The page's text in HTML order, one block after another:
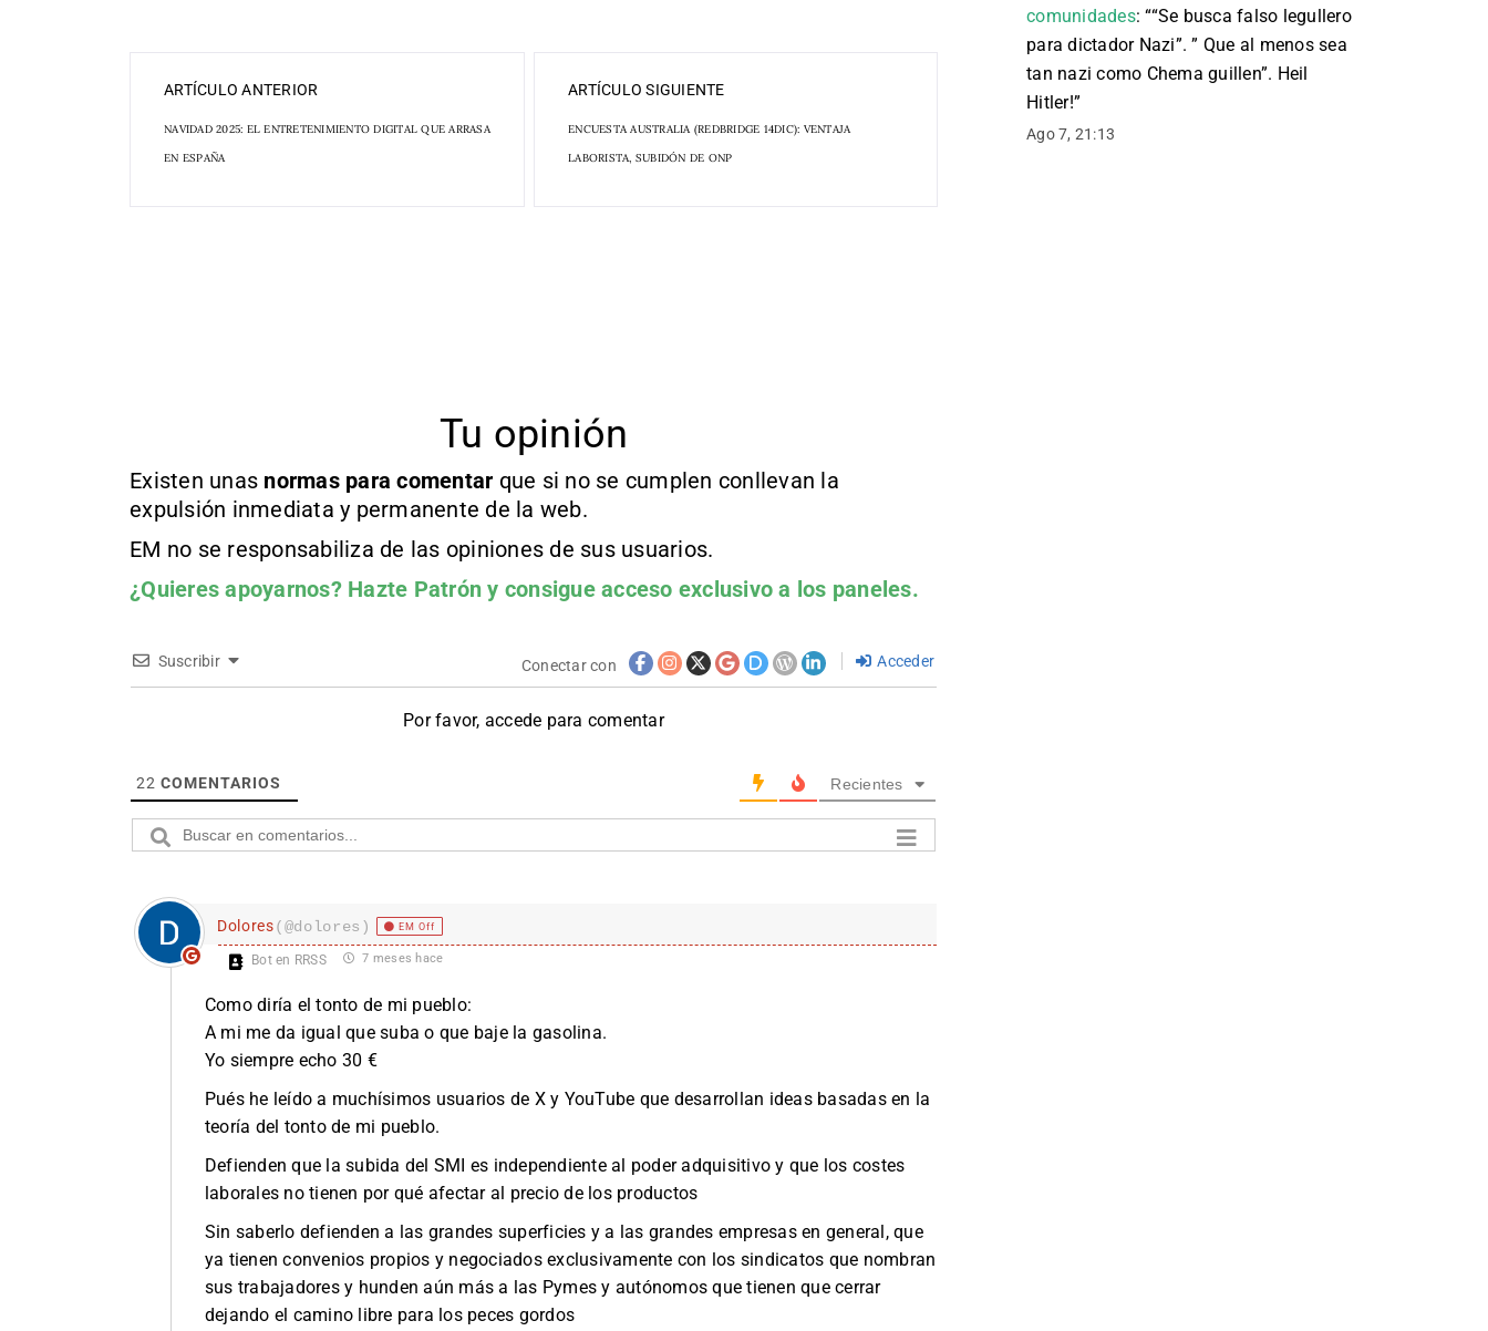
ARTÍCULO ANTERIOR
NAVIDAD 2025: EL ENTRETENIMIENTO DIGITAL QUE ARRASA
EN ESPAÑA
ARTÍCULO SIGUIENTE
ENCUESTA AUSTRALIA (REDBRIDGE 14DIC): VENTAJA
LABORISTA, SUBIDÓN DE ONP
Tu opinión
Existen unas normas para comentar que si no se cumplen conllevan la
expulsión inmediata y permanente de la web.
EM no se responsabiliza de las opiniones de sus usuarios.
¿Quieres apoyarnos? Hazte Patrón y consigue acceso exclusivo a los paneles.
Suscribir Conectar con Acceder
Por favor, accede para comentar
22 COMENTARIOS Recientes
Dolores(@dolores) EM Off
Bot en RRSS 7 meses hace
Como diría el tonto de mi pueblo:
A mi me da igual que suba o que baje la gasolina.
Yo siempre echo 30 €
Pués he leído a muchísimos usuarios de X y YouTube que desarrollan ideas basadas en la
teoría del tonto de mi pueblo.
Defienden que la subida del SMI es independiente al poder adquisitivo y que los costes
laborales no tienen por qué afectar al precio de los productos
Sin saberlo defienden a las grandes superficies y a las grandes empresas en general, que
ya tienen convenios propios y negociados exclusivamente con los sindicatos que nombran
sus trabajadores y hunden aún más a las Pymes y autónomos que tienen que cerrar
dejando el camino libre para los peces gordos
comunidades: ““Se busca falso legullero
para dictador Nazi”. ” Que al menos sea
tan nazi como Chema guillen”. Heil
Hitler!”
Ago 7, 21:13